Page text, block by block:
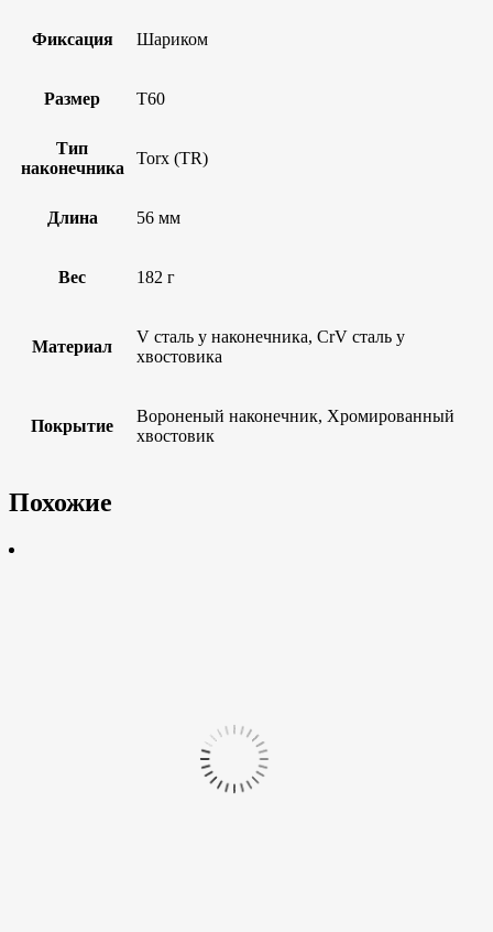
Фиксация Шариком
Размер T60
Тип
наконечника
Torx (TR)
Длина 56 мм
Вес 182 г
Материал
V сталь у наконечника, CrV сталь у
хвостовика
Покрытие
Вороненый наконечник, Хромированный
хвостовик
Похожие